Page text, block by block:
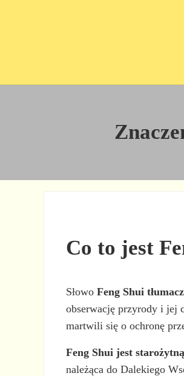
Co to jest
SłowoFeng Shui
obserwację przyrody i jej
martwili się o ochronę
Feng Shui jest
należąca do Dalekiego